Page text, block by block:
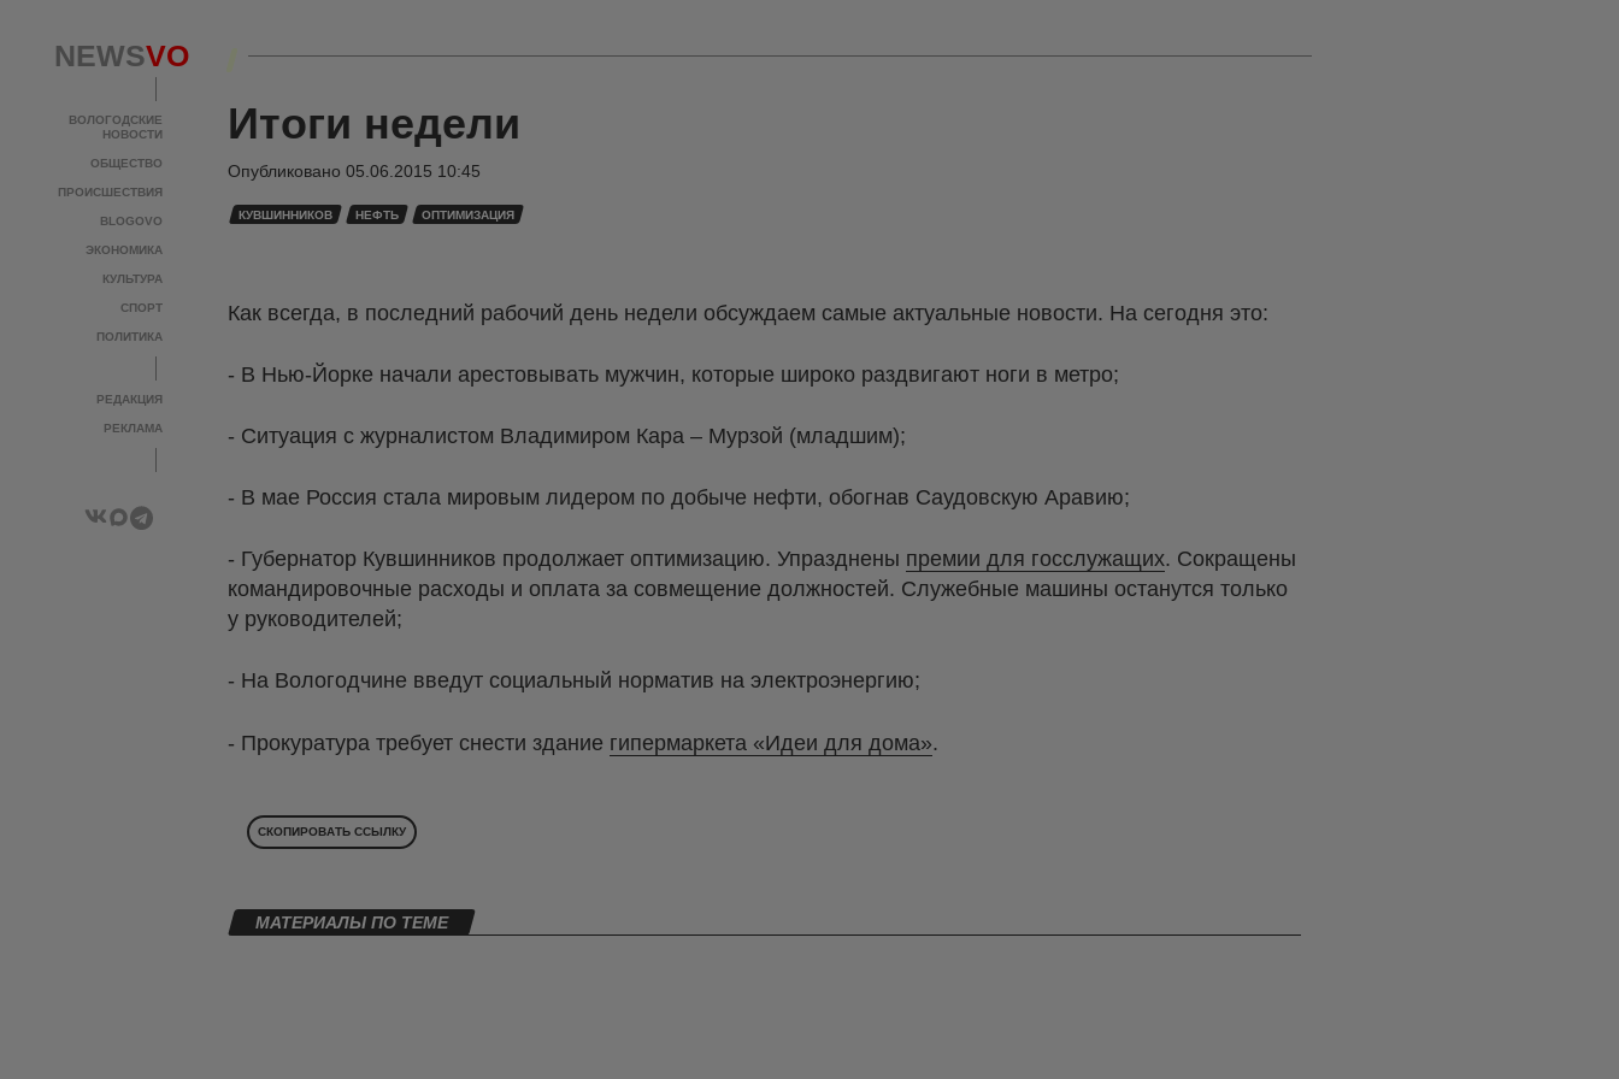
NEWSVO
ВОЛОГОДСКИЕ
НОВОСТИ
ОБЩЕСТВО
ПРОИСШЕСТВИЯ
BLOGOVO
ЭКОНОМИКА
КУЛЬТУРА
СПОРТ
ПОЛИТИКА
РЕДАКЦИЯ
РЕКЛАМА
Итоги недели
Опубликовано 05.06.2015 10:45
КУВШИННИКОВ НЕФТЬ ОПТИМИЗАЦИЯ
Как всегда, в последний рабочий день недели обсуждаем самые актуальные новости. На сегодня это:
- В Нью-Йорке начали арестовывать мужчин, которые широко раздвигают ноги в метро;
- Ситуация с журналистом Владимиром Кара – Мурзой (младшим);
- В мае Россия стала мировым лидером по добыче нефти, обогнав Саудовскую Аравию;
- Губернатор Кувшинников продолжает оптимизацию. Упразднены премии для госслужащих. Сокращены
командировочные расходы и оплата за совмещение должностей. Служебные машины останутся только
у руководителей;
- На Вологодчине введут социальный норматив на электроэнергию;
- Прокуратура требует снести здание гипермаркета «Идеи для дома».
СКОПИРОВАТЬ ССЫЛКУ
МАТЕРИАЛЫ ПО ТЕМЕ